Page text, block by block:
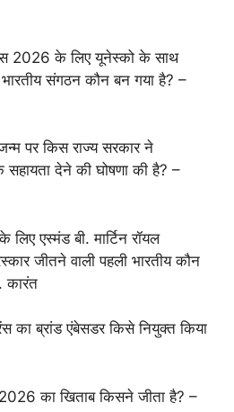
2026 के लिए यूनेस्को के साथ
भारतीय संगठन कौन बन गया है? –
पर किस राज्य सरकार ने
देने की घोषणा की है? –
एस्मंड बी. मार्टिन रॉयल
जीतने वाली पहली भारतीय कौन
कारंत
का ब्रांड एंबेसडर किसे नियुक्त किया
का खिताब किसने जीता है? –